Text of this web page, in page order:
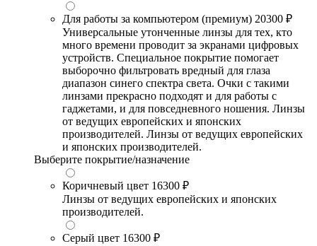
Для работы за компьютером (премиум) 20300 ₽
Универсальные утонченные линзы для тех, кто
много времени проводит за экранами цифровых
устройств. Специальное покрытие помогает
выборочно фильтровать вредный для глаза
диапазон синего спектра света. Очки с такими
линзами прекрасно подходят и для работы с
гаджетами, и для повседневного ношения. Линзы
от ведущих европейских и японских
производителей. Линзы от ведущих европейских
и японских производителей.
Выберите покрытие/назначение
Коричневый цвет 16300 ₽
Линзы от ведущих европейских и японских
производителей.
Серый цвет 16300 ₽